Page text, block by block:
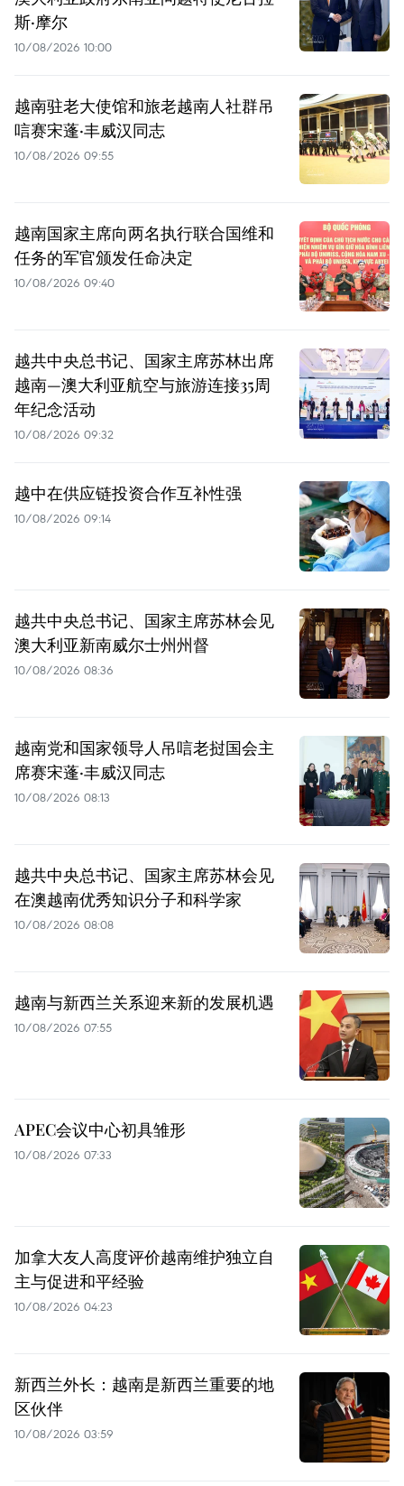
斯·摩尔
10/08/2026 10:00
越南驻老大使馆和旅老越南人社群吊
唁赛宋蓬·丰威汉同志
10/08/2026 09:55
越南国家主席向两名执行联合国维和
任务的军官颁发任命决定
10/08/2026 09:40
越共中央总书记、国家主席苏林出席
越南—澳大利亚航空与旅游连接35周
年纪念活动
10/08/2026 09:32
越中在供应链投资合作互补性强
10/08/2026 09:14
越共中央总书记、国家主席苏林会见
澳大利亚新南威尔士州州督
10/08/2026 08:36
越南党和国家领导人吊唁老挝国会主
席赛宋蓬·丰威汉同志
10/08/2026 08:13
越共中央总书记、国家主席苏林会见
在澳越南优秀知识分子和科学家
10/08/2026 08:08
越南与新西兰关系迎来新的发展机遇
10/08/2026 07:55
APEC会议中心初具雏形
10/08/2026 07:33
加拿大友人高度评价越南维护独立自
主与促进和平经验
10/08/2026 04:23
新西兰外长：越南是新西兰重要的地
区伙伴
10/08/2026 03:59